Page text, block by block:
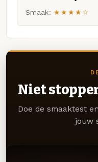
Smaak: ★★★★☆
Niet
Doe de smaaktest
jouw